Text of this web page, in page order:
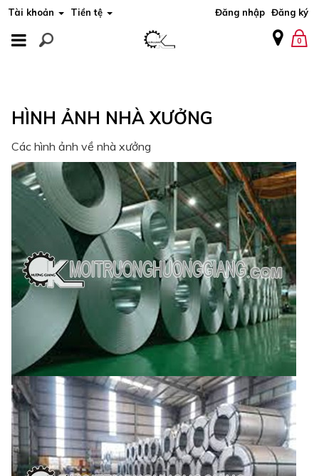
Tài khoản Tiền tệ Đăng nhập Đăng ký
MENU 0
HÌNH ẢNH NHÀ XƯỞNG
Các hình ảnh về nhà xưởng